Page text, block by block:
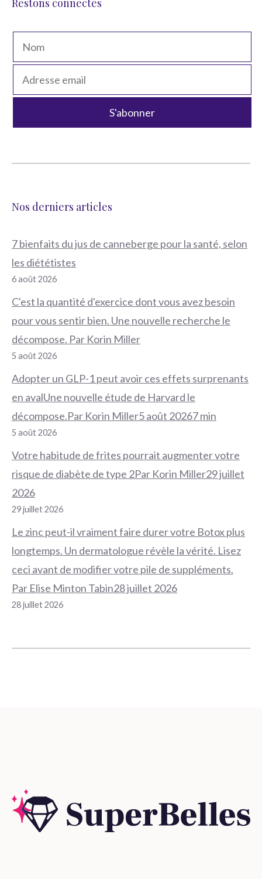
Restons connectés
Nos derniers articles
7 bienfaits du jus de canneberge pour la santé, selon
les diététistes
6 août 2026
C'est la quantité d'exercice dont vous avez besoin
pour vous sentir bien. Une nouvelle recherche le
décompose. Par Korin Miller
5 août 2026
Adopter un GLP-1 peut avoir ces effets surprenants
en avalUne nouvelle étude de Harvard le
décompose.Par Korin Miller5 août 20267 min
5 août 2026
Votre habitude de frites pourrait augmenter votre
risque de diabète de type 2Par Korin Miller29 juillet
2026
29 juillet 2026
Le zinc peut-il vraiment faire durer votre Botox plus
longtemps. Un dermatologue révèle la vérité. Lisez
ceci avant de modifier votre pile de suppléments.
Par Elise Minton Tabin28 juillet 2026
28 juillet 2026